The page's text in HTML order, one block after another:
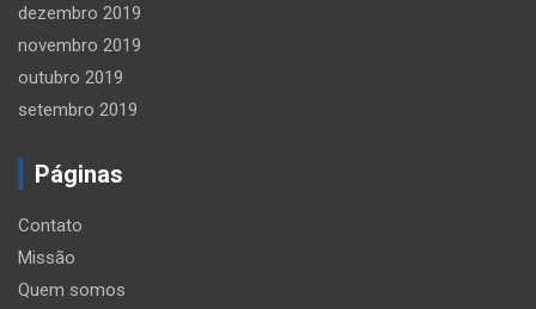
dezembro 2019
novembro 2019
outubro 2019
setembro 2019
Páginas
Contato
Missão
Quem somos